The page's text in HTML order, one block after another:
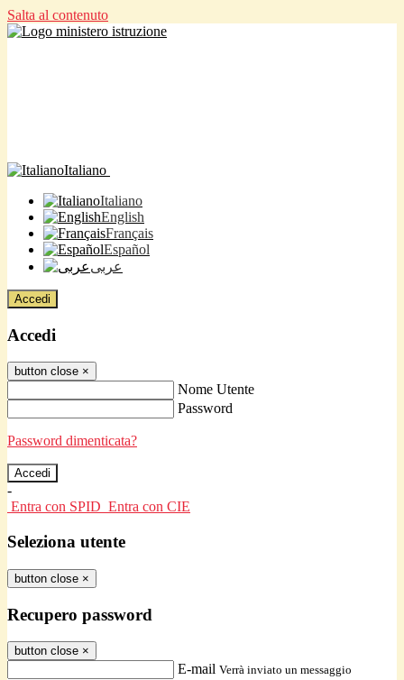
Salta al contenuto
Italiano
Italiano
English
Français
Español
عربى
Accedi
Accedi
button close ×
Nome Utente
Password
Password dimenticata?
-
Entra con SPID Entra con CIE
Seleziona utente
button close ×
Recupero password
button close ×
E-mail Verrà inviato un messaggio